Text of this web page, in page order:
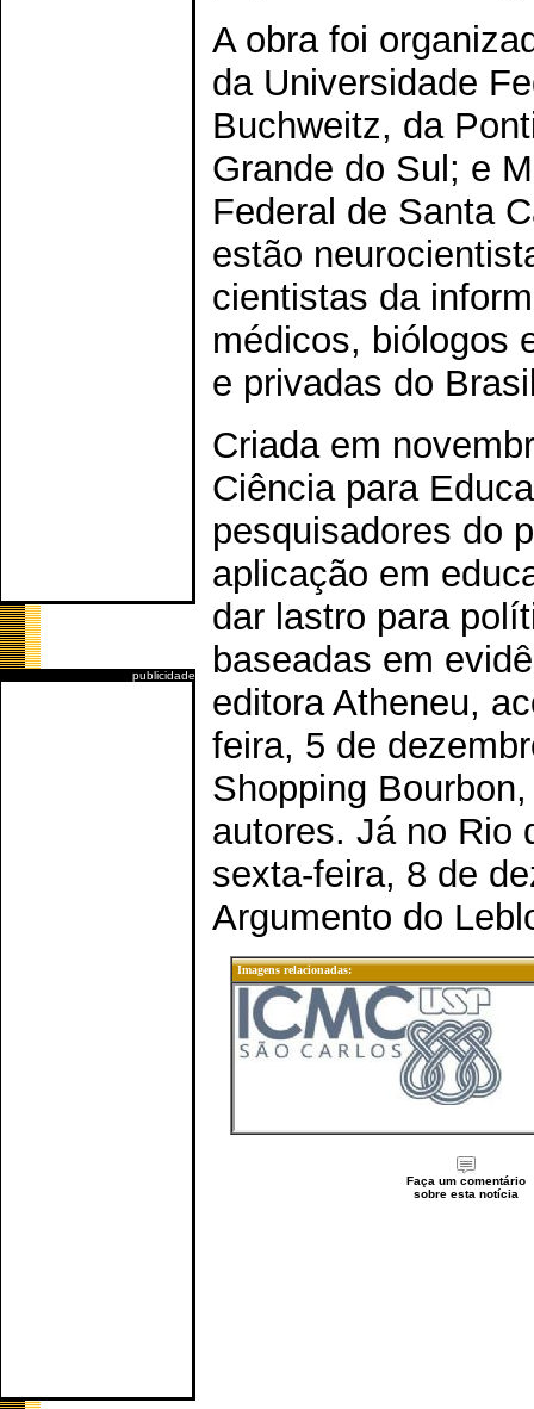
publicidade
A obra foi
da Universidade
Buchweitz, da
Grande do Sul; e
Federal de Santa
estão
cientistas da
médicos, biólogos
e privadas do
Criada em
Ciência para
pesquisadores do
aplicação em
dar lastro para
baseadas em
editora Atheneu,
feira, 5 de
Shopping
autores. Já no Rio
sexta-feira, 8 de
Argumento do
Imagens relacionadas:
Faça um comentário
sobre esta notícia